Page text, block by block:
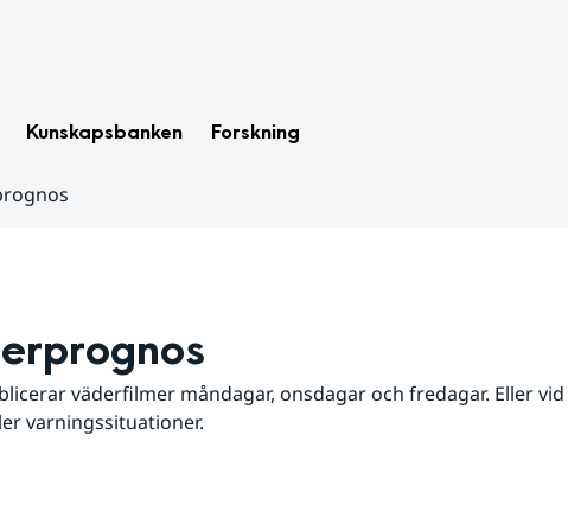
Kunskapsbanken Forskning
väderfilmer måndagar, onsdagar och fredagar. Eller
varningssituationer.